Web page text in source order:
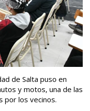
de Salta puso en
y motos, una de las
por los vecinos.